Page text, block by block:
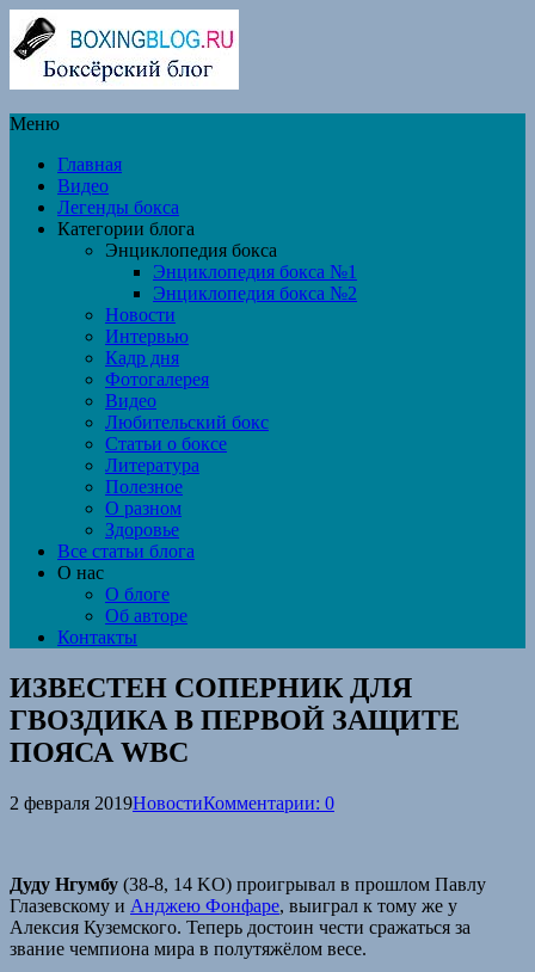
Меню
Главная
Видео
Легенды бокса
Категории блога
Энциклопедия бокса
Энциклопедия бокса №1
Энциклопедия бокса №2
Новости
Интервью
Кадр дня
Фотогалерея
Видео
Любительский бокс
Статьи о боксе
Литература
Полезное
О разном
Здоровье
Все статьи блога
О нас
О блоге
Об авторе
Контакты
ИЗВЕСТЕН СОПЕРНИК ДЛЯ
ГВОЗДИКА В ПЕРВОЙ ЗАЩИТЕ
ПОЯСА WBC
2 февраля 2019НовостиКомментарии: 0
Дуду Нгумбу (38-8, 14 KO) проигрывал в прошлом Павлу
Глазевскому и Анджею Фонфаре, выиграл к тому же у
Алексия Куземского. Теперь достоин чести сражаться за
звание чемпиона мира в полутяжёлом весе.